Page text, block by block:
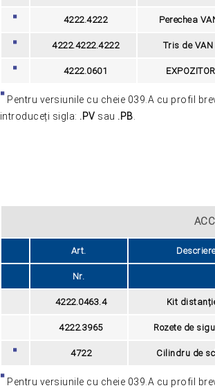
ZOOM
4222.4222 Perechea
4222.4222.4222 Tris de VAN
4222.0601
Pentru versiunile cu cheie 039.A cu profil
introduceți sigla: .PV sau .PB
Art.
Nr.
4222.0463.4 Kit
4222.3965 Rozete de
4722 Cilindru de
Pentru versiunile cu cheie 039.A cu profil